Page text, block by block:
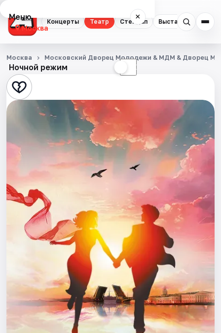
Концерты Театр Стендап Выставки
Меню ×
Москва
Концерты
Театр
Стендап
Квесты
Экскурсии
Спорт
События
Площадки
Артисты
Рейтинги
Ночной режим ☾
Москва Московский Дворец Молодежи & МДМ & Дворец